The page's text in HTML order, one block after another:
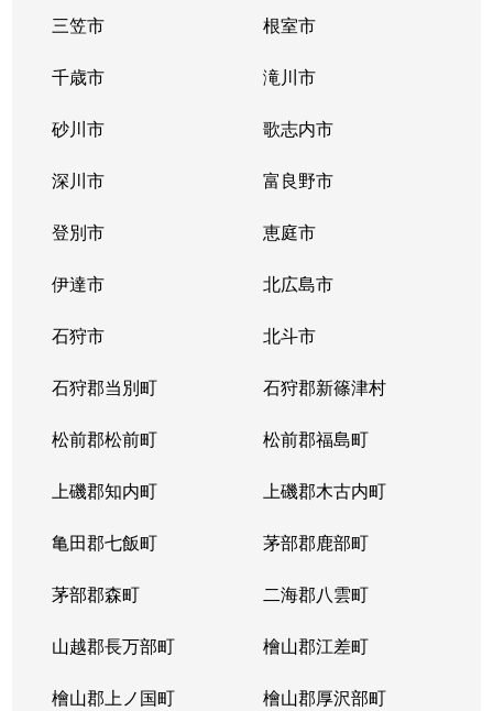
三笠市 根室市
千歳市 滝川市
砂川市 歌志内市
深川市 富良野市
登別市 恵庭市
伊達市 北広島市
石狩市 北斗市
石狩郡当別町 石狩郡新篠津村
松前郡松前町 松前郡福島町
上磯郡知内町 上磯郡木古内町
亀田郡七飯町 茅部郡鹿部町
茅部郡森町 二海郡八雲町
山越郡長万部町 檜山郡江差町
檜山郡上ノ国町 檜山郡厚沢部町